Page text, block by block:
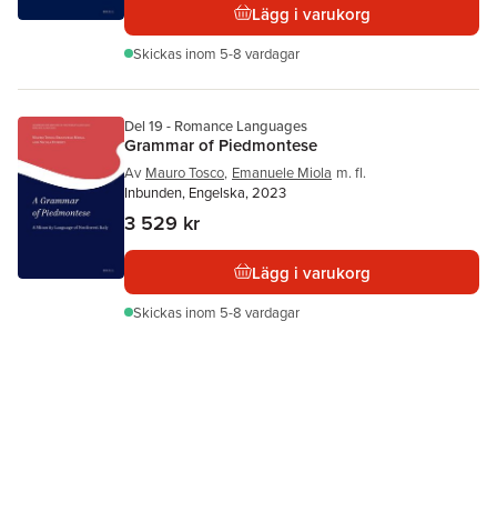
Lägg i varukorg
Skickas inom 5-8 vardagar
Del 19 - Romance Languages
Grammar of Piedmontese
Av Mauro Tosco, Emanuele Miola m. fl.
Inbunden, Engelska, 2023
3 529 kr
Lägg i varukorg
Skickas inom 5-8 vardagar